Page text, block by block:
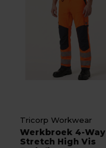
Tricorp Workwear
Werkbroek 4-Way
Stretch High Vis